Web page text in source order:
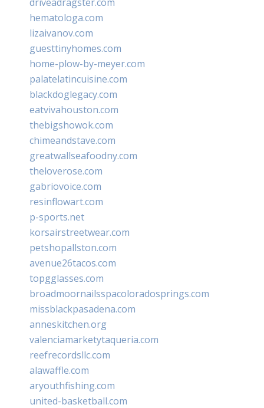
hematologa.com
lizaivanov.com
guesttinyhomes.com
home-plow-by-meyer.com
palatelatincuisine.com
blackdoglegacy.com
eatvivahouston.com
thebigshowok.com
chimeandstave.com
greatwallseafoodny.com
theloverose.com
gabriovoice.com
resinflowart.com
p-sports.net
korsairstreetwear.com
petshopallston.com
avenue26tacos.com
topgglasses.com
broadmoornailsspacoloradosprings.com
missblackpasadena.com
anneskitchen.org
valenciamarketytaqueria.com
reefrecordsllc.com
alawaffle.com
aryouthfishing.com
united-basketball.com